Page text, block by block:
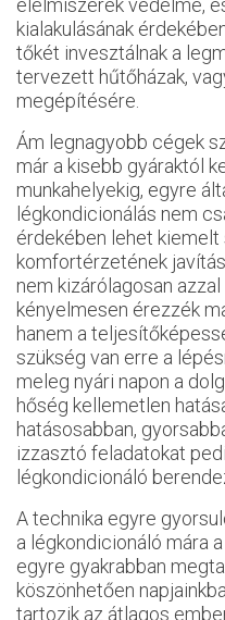
élelmiszerek védelme,
kialakulásának
tőkét invesztálnak a
tervezett hűtőházak,
megépítésére.
Ám legnagyobb cégek
már a kisebb gyáraktól
munkahelyekig, egyre
légkondicionálás nem
érdekében lehet
komfortérzetének
nem kizárólagosan
kényelmesen érezzék
hanem a
szükség van erre a
meleg nyári napon a
hőség kellemetlen
hatásosabban,
izzasztó feladatokat
légkondicionáló
A technika egyre
a légkondicionáló mára
egyre gyakrabban
köszönhetően
tartozik az átlagos